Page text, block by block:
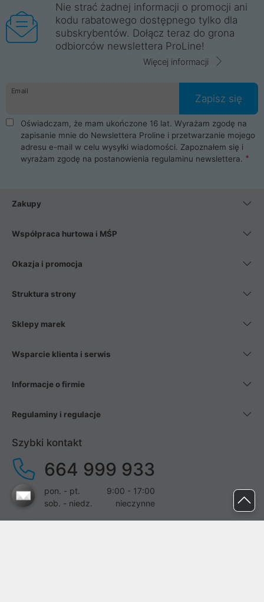
Nie strać żadnej informacji o promocji ani
kodu rabatowego dostępnego tylko dla
subskrybentów. Dołącz teraz do grona
odbiorców newslettera ProLine!
Więcej informacji
Email
Zapisz się
Oświadczam, że mam ukończone 16 lat. Wyrażam zgodę na
zapisanie mnie do Newslettera Proline i przetwarzanie mojego
adresu e-mail w celu wysyłki wiadomości. Zapoznałem się i
wyrażam zgodę na postanowienia regulaminu newslettera.
Zakupy
Współpraca hurtowa i MŚP
Okazja i promocja
Struktura strony
Sklepy marek
Wsparcie klienta i serwis
Informacje o firmie
Regulaminy i regulacje
Szybki kontakt
664 999 933
pon. - pt.
9:00 - 17:00
sob. - niedz.
nieczynne